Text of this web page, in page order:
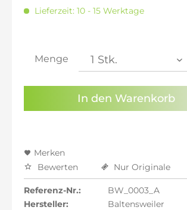
Sie haben die
Kenntnis genommen.
inkl. 16% MwSt.: 1.820,91 €
inkl. 20% MwSt.: 1.883,70 €
inkl. 21% MwSt.: 1.899,39 €
inkl. 22% MwSt.: 1.915,09 €
Lieferzeit: 10 - 15 Werktage
Menge
In den Warenkorb
Merken
Bewerten
Nur Originale
Referenz-Nr.:
BW_0003_A
Hersteller:
Baltensweiler